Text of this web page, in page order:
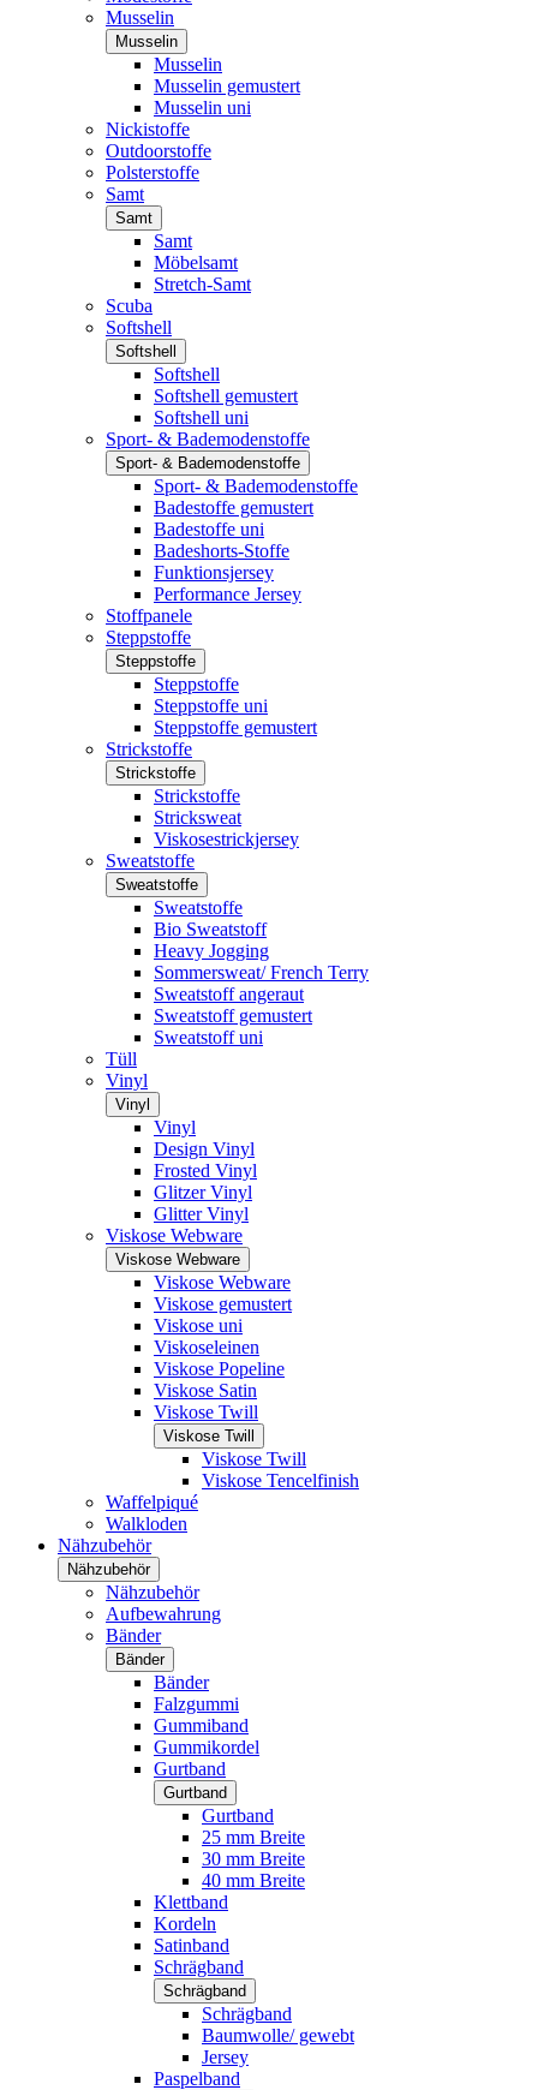
Musselin
Musselin
Musselin
Musselin gemustert
Musselin uni
Nickistoffe
Outdoorstoffe
Polsterstoffe
Samt
Samt
Samt
Möbelsamt
Stretch-Samt
Scuba
Softshell
Softshell
Softshell
Softshell gemustert
Softshell uni
Sport- & Bademodenstoffe
Sport- & Bademodenstoffe
Sport- & Bademodenstoffe
Badestoffe gemustert
Badestoffe uni
Badeshorts-Stoffe
Funktionsjersey
Performance Jersey
Stoffpanele
Steppstoffe
Steppstoffe
Steppstoffe
Steppstoffe uni
Steppstoffe gemustert
Strickstoffe
Strickstoffe
Strickstoffe
Stricksweat
Viskosestrickjersey
Sweatstoffe
Sweatstoffe
Sweatstoffe
Bio Sweatstoff
Heavy Jogging
Sommersweat/ French Terry
Sweatstoff angeraut
Sweatstoff gemustert
Sweatstoff uni
Tüll
Vinyl
Vinyl
Vinyl
Design Vinyl
Frosted Vinyl
Glitzer Vinyl
Glitter Vinyl
Viskose Webware
Viskose Webware
Viskose Webware
Viskose gemustert
Viskose uni
Viskoseleinen
Viskose Popeline
Viskose Satin
Viskose Twill
Viskose Twill
Viskose Twill
Viskose Tencelfinish
Waffelpiqué
Walkloden
Nähzubehör
Nähzubehör
Nähzubehör
Aufbewahrung
Bänder
Bänder
Bänder
Falzgummi
Gummiband
Gummikordel
Gurtband
Gurtband
Gurtband
25 mm Breite
30 mm Breite
40 mm Breite
Klettband
Kordeln
Satinband
Schrägband
Schrägband
Schrägband
Baumwolle/ gewebt
Jersey
Paspelband